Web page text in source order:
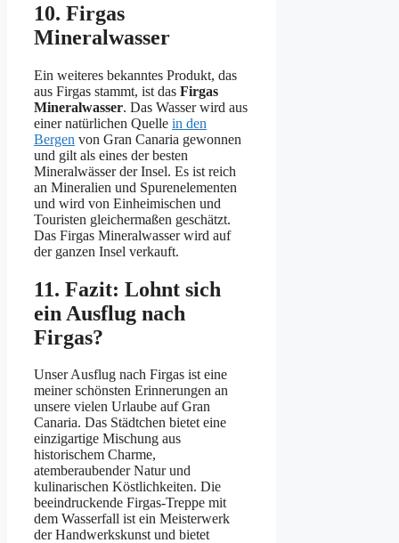
10. Firgas
Mineralwasser
Ein weiteres bekanntes Produkt, das
aus Firgas stammt, ist das Firgas
Mineralwasser. Das Wasser wird aus
einer natürlichen Quelle in den
Bergen von Gran Canaria gewonnen
und gilt als eines der besten
Mineralwässer der Insel. Es ist reich
an Mineralien und Spurenelementen
und wird von Einheimischen und
Touristen gleichermaßen geschätzt.
Das Firgas Mineralwasser wird auf
der ganzen Insel verkauft.
11. Fazit: Lohnt sich
ein Ausflug nach
Firgas?
Unser Ausflug nach Firgas ist eine
meiner schönsten Erinnerungen an
unsere vielen Urlaube auf Gran
Canaria. Das Städtchen bietet eine
einzigartige Mischung aus
historischem Charme,
atemberaubender Natur und
kulinarischen Köstlichkeiten. Die
beeindruckende Firgas-Treppe mit
dem Wasserfall ist ein Meisterwerk
der Handwerkskunst und bietet